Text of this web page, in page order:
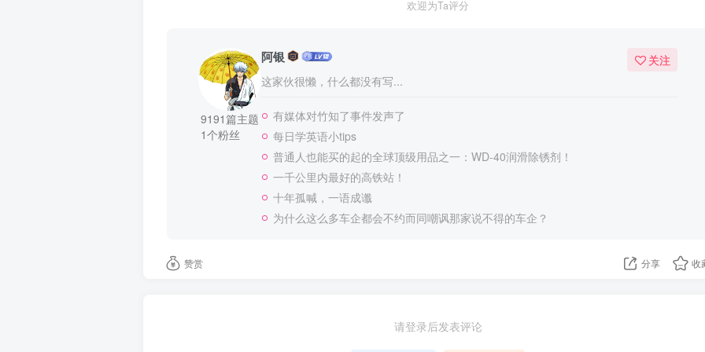
欢迎为Ta评分
9191篇主题
1个粉丝
阿银
这家伙很懒，什么都没有写...
关注
有媒体对竹知了事件发声了
每日学英语小tips
普通人也能买的起的全球顶级用品之一：WD-40润滑除锈剂！
一千公里内最好的高铁站！
十年孤喊，一语成谶
为什么这么多车企都会不约而同嘲讽那家说不得的车企？
赞赏 分享 收
请登录后发表评论